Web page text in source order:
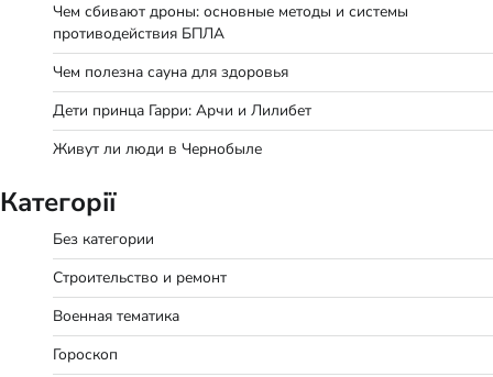
Чем сбивают дроны: основные методы и системы
противодействия БПЛА
Чем полезна сауна для здоровья
Дети принца Гарри: Арчи и Лилибет
Живут ли люди в Чернобыле
Категорії
Без категории
Строительство и ремонт
Военная тематика
Гороскоп